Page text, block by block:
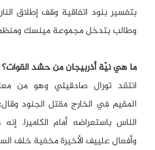
وطالب بتدخل مجموعة مينسك ومنظمة
ما هي نيّة أذربيجان من حشد القوات؟
انتقد تورال صادقيلي وهو من
المقيم في الخارج مقتل الجنود
الناس باستعراضه أمام الكاميرا.
وأفعال علييف الأخيرة مخفية خلف